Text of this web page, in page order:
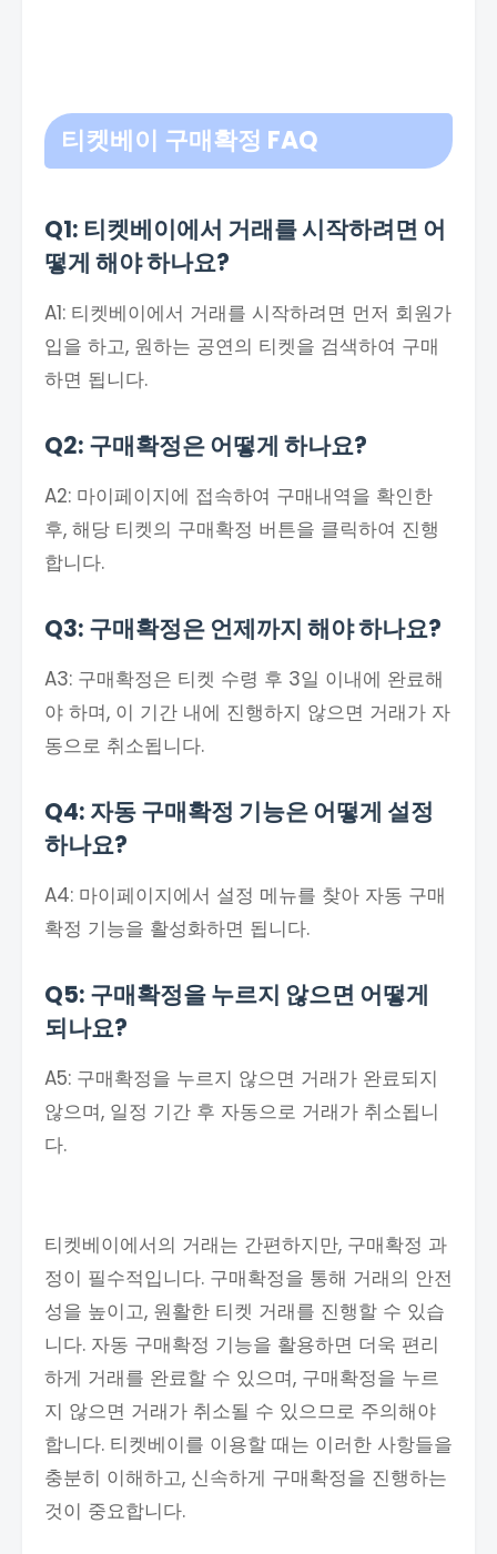
티켓베이 구매확정 FAQ
Q1: 티켓베이에서 거래를 시작하려면 어
떻게 해야 하나요?
A1: 티켓베이에서 거래를 시작하려면 먼저 회원가
입을 하고, 원하는 공연의 티켓을 검색하여 구매
하면 됩니다.
Q2: 구매확정은 어떻게 하나요?
A2: 마이페이지에 접속하여 구매내역을 확인한
후, 해당 티켓의 구매확정 버튼을 클릭하여 진행
합니다.
Q3: 구매확정은 언제까지 해야 하나요?
A3: 구매확정은 티켓 수령 후 3일 이내에 완료해
야 하며, 이 기간 내에 진행하지 않으면 거래가 자
동으로 취소됩니다.
Q4: 자동 구매확정 기능은 어떻게 설정
하나요?
A4: 마이페이지에서 설정 메뉴를 찾아 자동 구매
확정 기능을 활성화하면 됩니다.
Q5: 구매확정을 누르지 않으면 어떻게
되나요?
A5: 구매확정을 누르지 않으면 거래가 완료되지
않으며, 일정 기간 후 자동으로 거래가 취소됩니
다.
티켓베이에서의 거래는 간편하지만, 구매확정 과
정이 필수적입니다. 구매확정을 통해 거래의 안전
성을 높이고, 원활한 티켓 거래를 진행할 수 있습
니다. 자동 구매확정 기능을 활용하면 더욱 편리
하게 거래를 완료할 수 있으며, 구매확정을 누르
지 않으면 거래가 취소될 수 있으므로 주의해야
합니다. 티켓베이를 이용할 때는 이러한 사항들을
충분히 이해하고, 신속하게 구매확정을 진행하는
것이 중요합니다.